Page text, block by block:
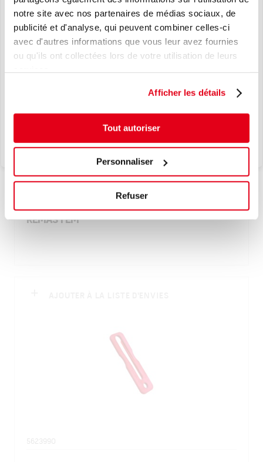
notre site avec nos partenaires de médias sociaux, de
publicité et d'analyse, qui peuvent combiner celles-ci
avec d'autres informations que vous leur avez fournies
ou qu'ils ont collectées lors de votre utilisation de leurs
Afficher les détails
Tout autoriser
Personnaliser
Refuser
5111808
OUTIL D'INSERTION POUR MINICOMBI ET
REMASTEM
AJOUTER À LA LISTE D'ENVIES
5623990
NOUVEAU
LE TPMS, EN TOUTE SIMPLICITÉ.
Je découvre